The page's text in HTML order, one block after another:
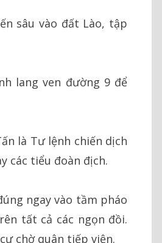
sâu vào đất Lào, tập
lang ven đường 9 để
là Tư lệnh chiến dịch
các tiểu đoàn địch.
ngay vào tầm pháo
tất cả các ngọn đồi.
chờ quân tiếp viện.